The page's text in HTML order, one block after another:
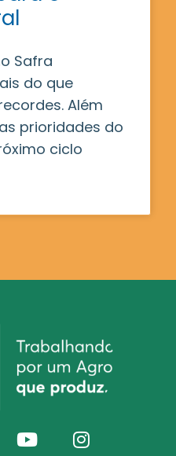
Safra
do que
Além
prioridades do
ciclo